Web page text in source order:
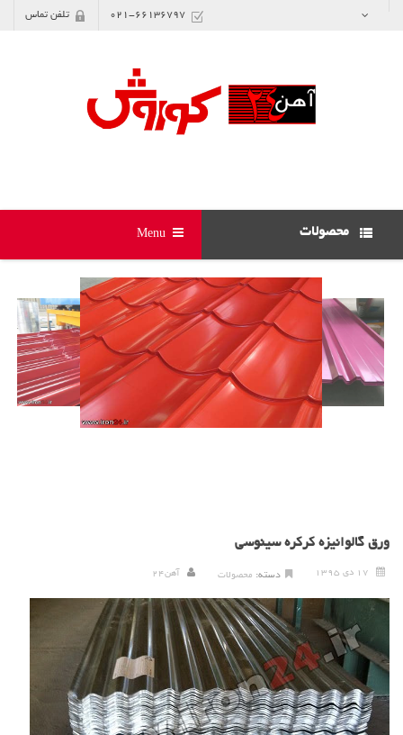
021-66136797 تلفن تماس
محصولات
طرح سفال پالرمو
ورق گالوانیزه کرکره سینوسی
آهن24 دسته: محصولات 17 دی 1395